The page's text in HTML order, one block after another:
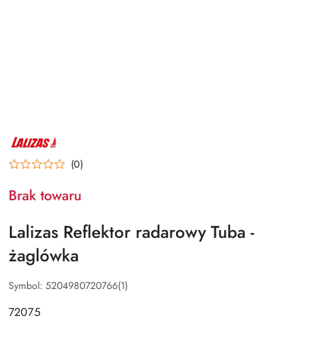
NAZWA
PRODUCENTA:
LALIZAS (0)
Brak towaru
Lalizas Reflektor radarowy Tuba -
żaglówka
Symbol: 5204980720766(1)
72075